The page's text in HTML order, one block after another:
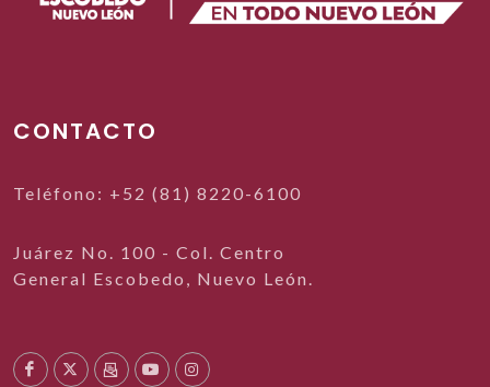
CONTACTO
Teléfono: +52 (81) 8220-6100
Juárez No. 100 - Col. Centro
General Escobedo, Nuevo León.